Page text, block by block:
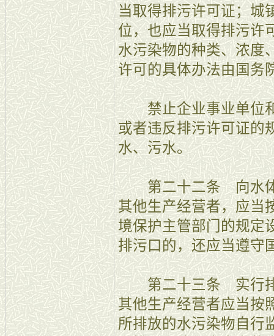
当取得排污许可证；城
位，也应当取得排污许
水污染物的种类、浓度
许可的具体办法由国务
禁止企业事业单位和
或者违反排污许可证的
水、污水。
第二十二条 向水体
其他生产经营者，应当
境保护主管部门的规定
排污口的，还应当遵守
第二十三条 实行排
其他生产经营者应当按
所排放的水污染物自行